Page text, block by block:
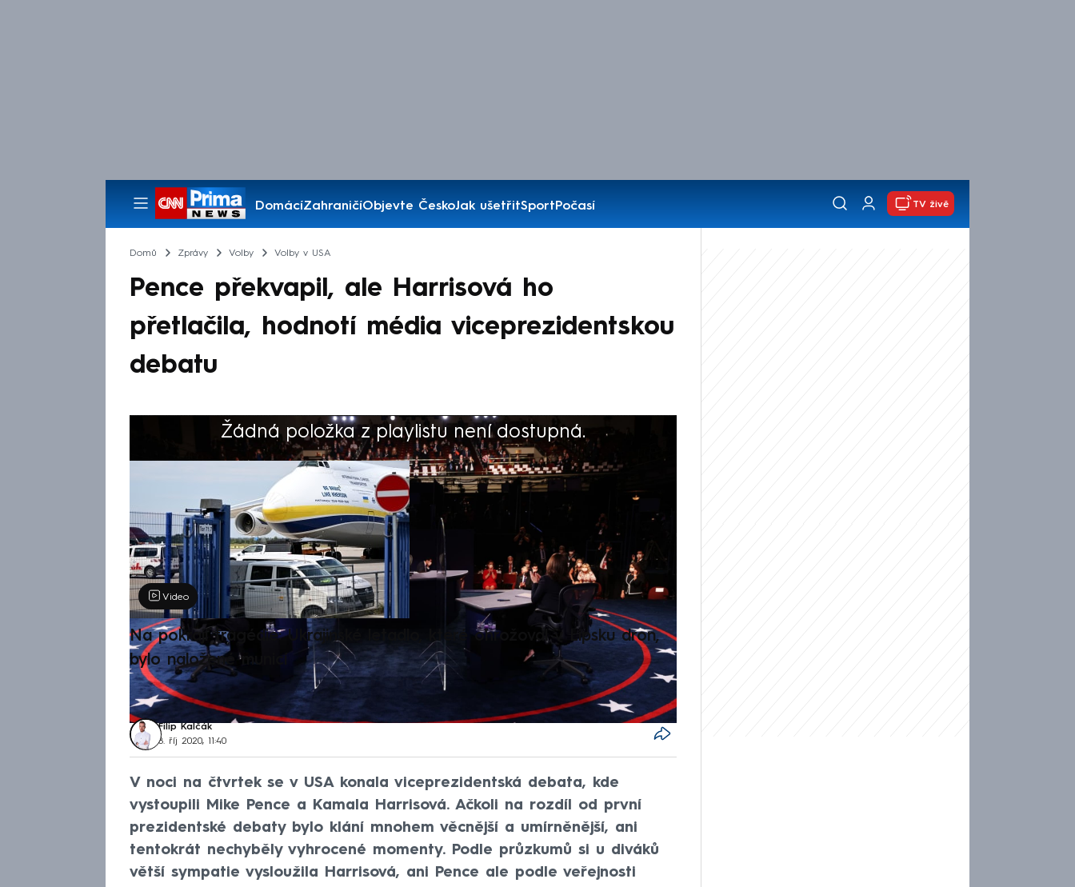
DomácíZahraničíObjevte ČeskoJak ušetřitSportPočasí
Pořady
TV živě
Domů Zprávy Volby Volby v USA
Pence překvapil, ale Harrisová ho
přetlačila, hodnotí média viceprezidentskou
debatu
Žádná položka z playlistu není dostupná.
Výběr redakce
Video
Na pokraji tragédie: Ukrajinské letadlo, které ohrožoval v Lipsku dron,
bylo naložené municí
Filip Kalčák
8. říj 2020, 11:40
V noci na čtvrtek se v USA konala viceprezidentská debata, kde
vystoupili Mike Pence a Kamala Harrisová. Ačkoli na rozdíl od první
prezidentské debaty bylo klání mnohem věcnější a umírněnější, ani
tentokrát nechyběly vyhrocené momenty. Podle průzkumů si u diváků
větší sympatie vysloužila Harrisová, ani Pence ale podle veřejnosti